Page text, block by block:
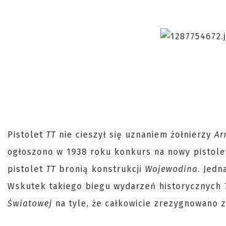
Pistolet TT nie cieszył się uznaniem żołnierzy
ogłoszono w 1938 roku konkurs na nowy
pistolet TT bronią konstrukcji Wojewodina.
Wskutek takiego biegu wydarzeń historycznych
Światowej na tyle, że całkowicie zrezygnowano